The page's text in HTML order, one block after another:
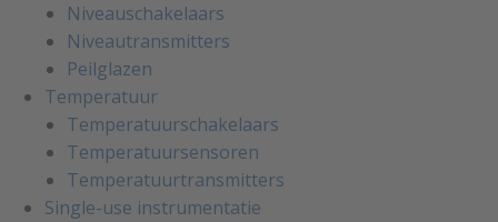
Niveauschakelaars
Niveautransmitters
Peilglazen
Temperatuur
Temperatuurschakelaars
Temperatuursensoren
Temperatuurtransmitters
Single-use instrumentatie